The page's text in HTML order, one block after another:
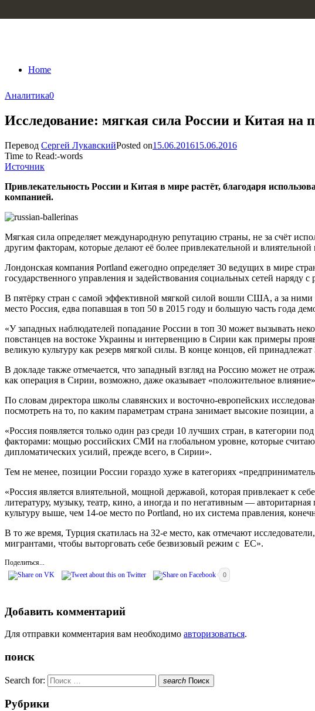
Home
Аналитика0
Исследование: мягкая сила России и Китая на
Перевод Сергей ЛукавскийPosted on15.06.201615.06.2016
Time to Read:-words
Источник
Привлекательность России и Китая в мире растёт, благодаря
компанией.
Мягкая сила определяет международную репутацию страны, не за счёт
другим факторам, которые делают её более привлекательной и
Лондонская компания Portland ежегодно определяет 30 ведущих в мире
государственного управления и задействования социальных сетей
В пятёрку стран с самой эффективной мягкой силой вошли США, а за
место Россия, едва попавшая в топ 50 в 2015 году и большую часть года
«У западных наблюдателей попадание России в топ 30 может вызывать
повстанцев на востоке Украины и интервенцию в Сирии как примеры
великую культуру как резерв мягкой силы. В конце концов, ей
В докладе также отмечается, что западный взгляд на Россию может не
как операция в Сирии, возможно, даже оказывает «положительное
По словам директора школы славянских и восточно-европейских
посмотреть на то, по каким параметрам страна занимает высокие позиции, а
«Россия появляется только один раз среди 10 лучших стран, в категории
факторами: мощью российских СМИ на глобальном уровне, которые
дипломатических усилий, прежде всего, в Сирии».
Тем не менее, позиции России гораздо хуже в категориях
«Россия является влиятельной, мощной державой, которая привлекает к
литературу, музыку, театр, кино, а иногда и по негативным —
культуру выше, чем 14-ое место по Portland, но их система правления,
В то же время, Турция скатилась на 32-е место, как отмечают
мигрантами, чтобы выторговать себе безвизовый режим с ЕС».
Поделиться...
0
Добавить комментарий
Для отправки комментария вам необходимо авторизоваться.
поиск
Search for: search Поиск
Рубрики